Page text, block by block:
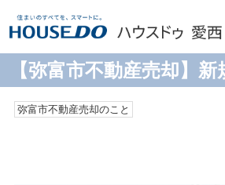
【弥富市不動産売却】新
弥富市不動産売却のこと